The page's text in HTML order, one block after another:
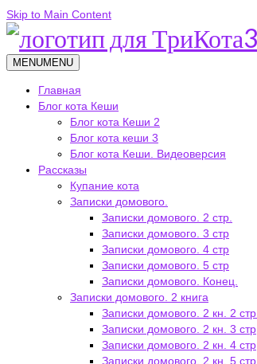
Skip to Main Content
MENUMENU
Главная
Блог кота Кеши
Блог кота Кеши 2
Блог кота кеши 3
Блог кота Кеши. Видеоверсия
Рассказы
Купание кота
Записки домового.
Записки домового. 2 стр.
Записки домового. 3 стр
Записки домового. 4 стр
Записки домового. 5 стр
Записки домового. Конец.
Записки домового. 2 книга
Записки домового. 2 кн. 2 стр.
Записки домового. 2 кн. 3 стр
Записки домового. 2 кн. 4 стр
Записки домового. 2 кн. 5 стр